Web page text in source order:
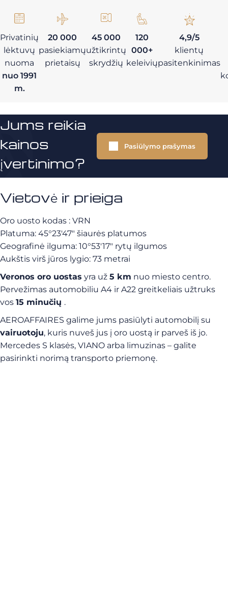
Privatinių
lėktuvų
nuoma
nuo 1991
m.
20 000
pasiekiamų
prietaisų
45 000
užtikrintų
skrydžių
120
000+
keleivių
4,9/5
klientų
pasitenkinimas
Jums reikia
kainos
įvertinimo?
Pasiūlymo prašymas
Vietovė ir prieiga
Oro uosto kodas : VRN
Platuma: 45°23′47″ šiaurės platumos
Geografinė ilguma: 10°53′17″ rytų ilgumos
Aukštis virš jūros lygio: 73 metrai
Veronos oro uostas yra už 5 km nuo miesto centro.
Pervežimas automobiliu A4 ir A22 greitkeliais užtruks
vos 15 minučių .
AEROAFFAIRES galime jums pasiūlyti automobilį su
vairuotoju, kuris nuveš jus į oro uostą ir parveš iš jo.
Mercedes S klasės, VIANO arba limuzinas – galite
pasirinkti norimą transporto priemonę.